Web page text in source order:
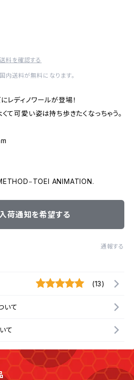
送料を確認する
送料が無料になります。
レディノワールが登場！
て可愛い姿は持ち歩きたくなっちゃう。
ANIMATION.
荷通知を希望する
通報する
(13)
いて
て